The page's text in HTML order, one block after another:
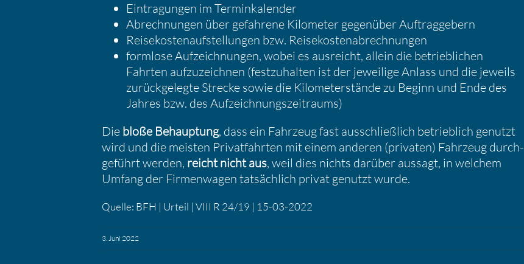
Eintra­gungen im Termin­ka­lender
Abrech­nungen über gefah­rene Kilometer gegen­über Auftrag­ge­bern
Reise­kos­ten­auf­stel­lungen bzw. Reise­kos­ten­ab­rech­nungen
formlose Aufzeich­nungen, wobei es ausreicht, allein die betrieb­li­chen
Fahrten aufzu­zeichnen (festzu­halten ist der jewei­lige Anlass und die jeweils
zurück­ge­legte Strecke sowie die Kilome­ter­stände zu Beginn und Ende des
Jahres bzw. des Aufzeich­nungs­zeit­raums)
Die bloße Behaup­tung, dass ein Fahrzeug fast ausschließ­lich betrieb­lich genutzt
wird und die meisten Privat­fahrten mit einem anderen (privaten) Fahrzeug durch­
ge­führt werden, reicht nicht aus, weil dies nichts darüber aussagt, in welchem
Umfang der Firmen­wagen tatsäch­lich privat genutzt wurde.
Quelle: BFH | Urteil | VIII R 24/19 | 15-03-2022
3. Juni 2022